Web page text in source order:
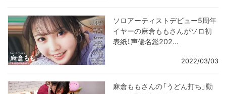
ソロアーティストデビュー5周年
イヤーの麻倉ももさんがソロ初
表紙！声優名鑑202...
2022/03/03
麻倉ももさんの「うどん打ち」動